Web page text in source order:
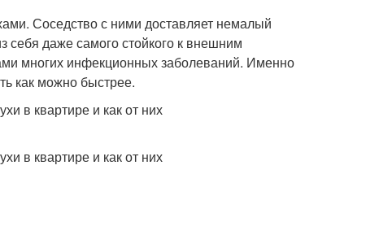
Соседство с ними доставляет немалый
даже самого стойкого к внешним
многих инфекционных заболеваний. Именно
как можно быстрее.